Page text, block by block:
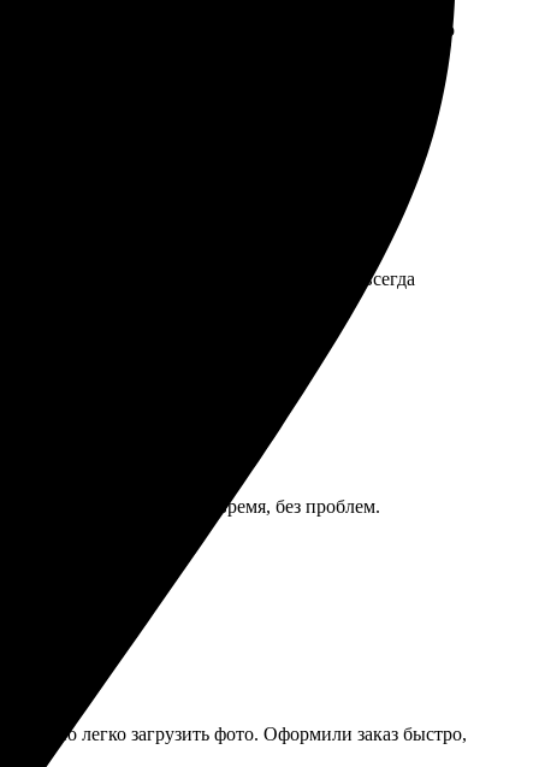
фотографии, загрузила и заплатила. В течение
мои снимки преобразились на бумаге. Обязательно
простое и быстрое. Также порадовала
У сотрудников приятный сервис, всегда
Доставка пришла вовремя, без проблем.
можно легко загрузить фото. Оформили заказ быстро,